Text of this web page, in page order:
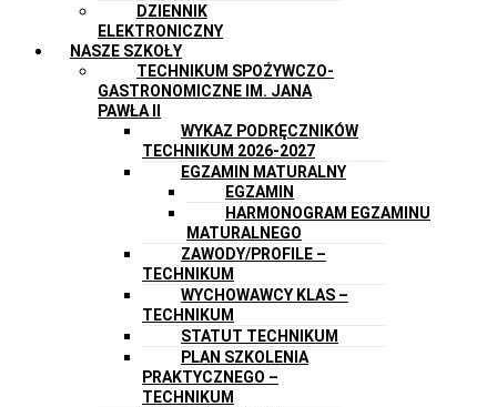
DZIENNIK
ELEKTRONICZNY
NASZE SZKOŁY
TECHNIKUM SPOŻYWCZO-
GASTRONOMICZNE IM. JANA
PAWŁA II
WYKAZ PODRĘCZNIKÓW
TECHNIKUM 2026-2027
EGZAMIN MATURALNY
EGZAMIN
HARMONOGRAM EGZAMINU
MATURALNEGO
ZAWODY/PROFILE –
TECHNIKUM
WYCHOWAWCY KLAS –
TECHNIKUM
STATUT TECHNIKUM
PLAN SZKOLENIA
PRAKTYCZNEGO –
TECHNIKUM